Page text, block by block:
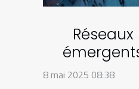
plateformes
8 mai 2025 08:38